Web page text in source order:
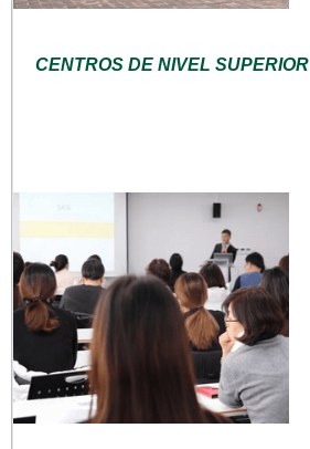
CENTROS DE NIVEL SUPERIOR